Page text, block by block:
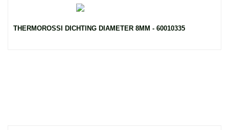
THERMOROSSI DICHTING DIAMETER 8MM - 60010335